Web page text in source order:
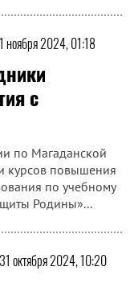
1 ноября 2024, 01:33
а также
закона
азбука", -
МАНГАЗЕЯ в
1 ноября 2024, 01:18